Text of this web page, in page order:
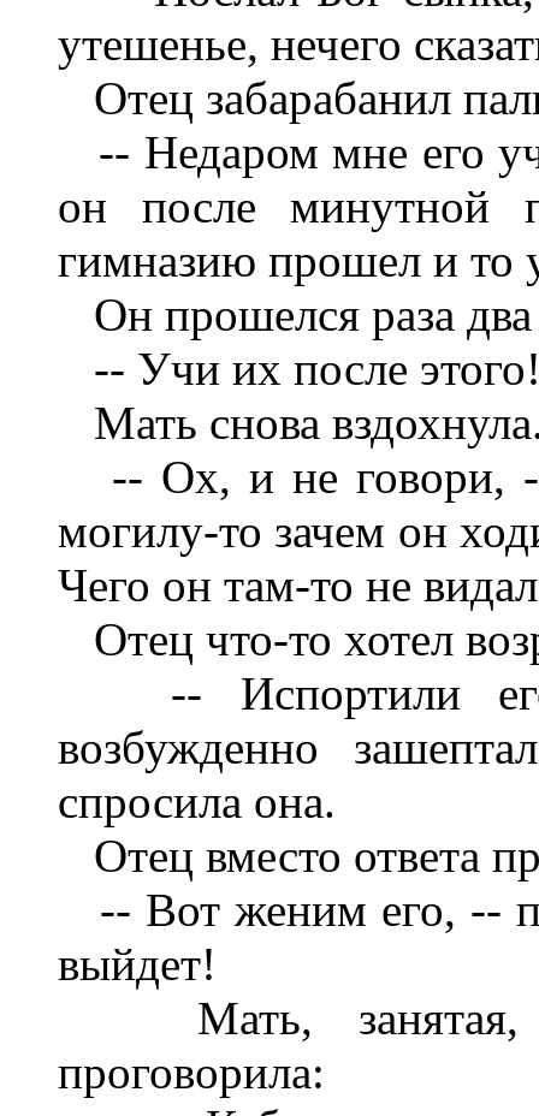
утешенье, нечего
Отец забарабанил
-- Недаром мне его
он после минутной
гимназию прошел и
Он прошелся раза два
-- Учи их после
Мать снова
-- Ох, и не говори,
могилу-то зачем он
Чего он там-то не
Отец что-то хотел
-- Испортили
возбужденно
спросила она.
Отец вместо ответа
-- Вот женим его, --
выйдет!
Мать, занятая,
проговорила: